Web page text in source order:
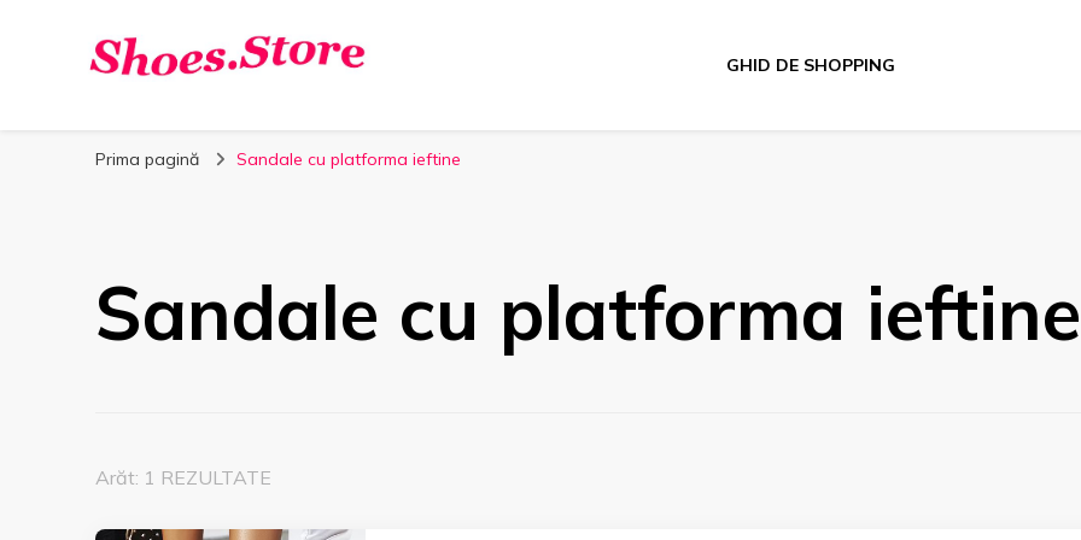
Shoes.Store.ro
GHID DE SHOPPING
Prima pagină Sandale cu platforma ieftine
Sandale cu platforma ieftine
Arăt: 1 REZULTATE